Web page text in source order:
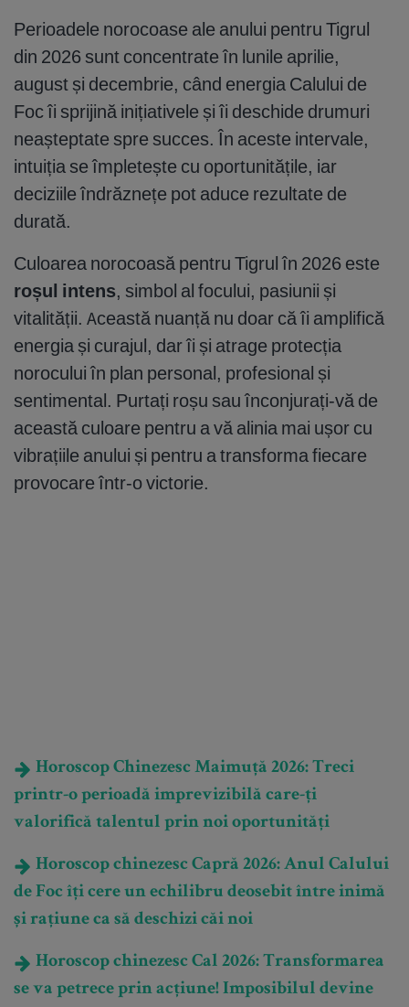
Perioadele norocoase ale anului pentru Tigrul
din 2026 sunt concentrate în lunile aprilie,
august și decembrie, când energia Calului de
Foc îi sprijină inițiativele și îi deschide drumuri
neașteptate spre succes. În aceste intervale,
intuiția se împletește cu oportunitățile, iar
deciziile îndrăznețe pot aduce rezultate de
durată.
Culoarea norocoasă pentru Tigrul în 2026 este
roșul intens, simbol al focului, pasiunii și
vitalității. Această nuanță nu doar că îi amplifică
energia și curajul, dar îi și atrage protecția
norocului în plan personal, profesional și
sentimental. Purtați roșu sau înconjurați-vă de
această culoare pentru a vă alinia mai ușor cu
vibrațiile anului și pentru a transforma fiecare
provocare într-o victorie.
Horoscop Chinezesc Maimuță 2026: Treci
printr-o perioadă imprevizibilă care-ți
valorifică talentul prin noi oportunități
Horoscop chinezesc Capră 2026: Anul Calului
de Foc îți cere un echilibru deosebit între inimă
și rațiune ca să deschizi căi noi
Horoscop chinezesc Cal 2026: Transformarea
se va petrece prin acțiune! Imposibilul devine